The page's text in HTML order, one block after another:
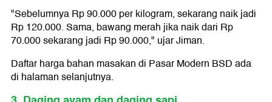
"Sebelumnya Rp 90.000 per kilogram, sekarang naik jadi
Rp 120.000. Sama, bawang merah jika naik dari Rp
70.000 sekarang jadi Rp 90.000," ujar Jiman.
Daftar harga bahan masakan di Pasar Modern BSD ada
di halaman selanjutnya.